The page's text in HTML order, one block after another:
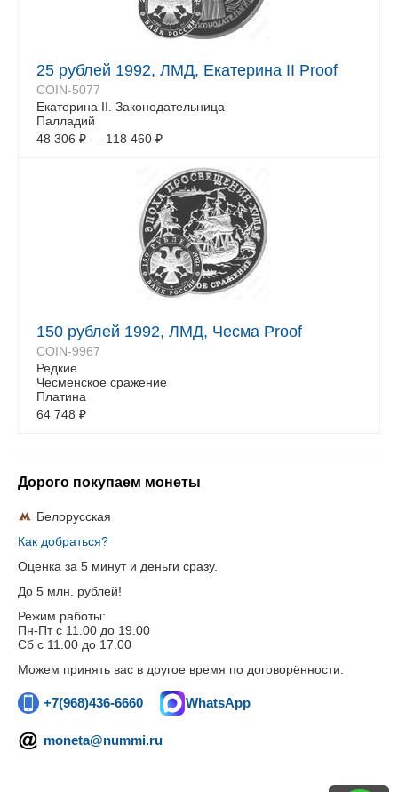
25 рублей 1992, ЛМД, Екатерина II Proof
COIN-5077
Екатерина II. Законодательница
Палладий
48 306 ₽ — 118 460 ₽
150 рублей 1992, ЛМД, Чесма Proof
COIN-9967
Редкие
Чесменское сражение
Платина
64 748 ₽
Дорого покупаем монеты
Белорусская
Как добраться?
Оценка за 5 минут и деньги сразу.
До 5 млн. рублей!
Режим работы:
Пн-Пт c 11.00 до 19.00
Сб с 11.00 до 17.00
Можем принять вас в другое время по договорённости.
+7(968)436-6660 WhatsApp
moneta@nummi.ru